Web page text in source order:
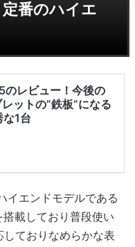
番のハイエ
イエンドモデルである
搭載しており普段使い
ておりなめらかな表